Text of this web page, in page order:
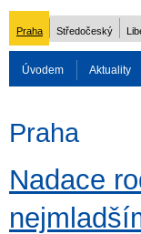
Praha Středočeský
Úvodem Aktuality
Praha
Nadace